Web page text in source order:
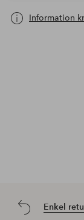
Information
Enkel